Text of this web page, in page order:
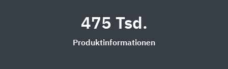
475 Tsd.
Produktinformationen